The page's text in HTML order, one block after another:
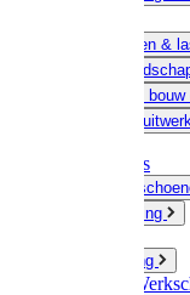
Slijpschijven &
IJzerwaren
Hang en
Disposables
Regenkleding
Werkkleding
Wandel-/